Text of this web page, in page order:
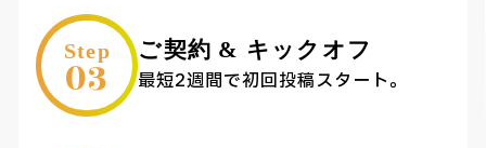
Step
03
ご契約 & キックオフ
最短2週間で初回投稿スタート。